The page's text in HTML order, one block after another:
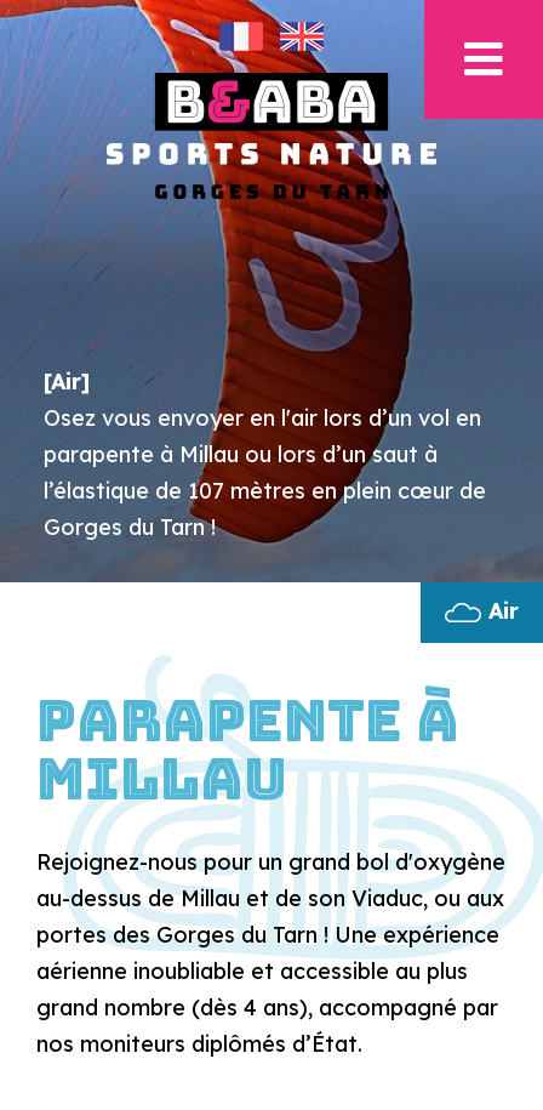
[Air]
Osez vous envoyer en l'air lors d’un vol en
parapente à Millau ou lors d’un saut à
l’élastique de 107 mètres en plein cœur de
Gorges du Tarn !
Air
Parapente à
Millau
Rejoignez-nous pour un grand bol d'oxygène
au-dessus de Millau et de son Viaduc, ou aux
portes des Gorges du Tarn ! Une expérience
aérienne inoubliable et accessible au plus
grand nombre (dès 4 ans), accompagné par
nos moniteurs diplômés d’État.